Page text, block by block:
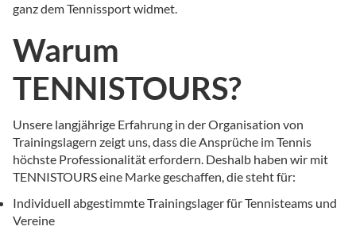
ganz dem Tennissport widmet.
Warum
TENNISTOURS?
Unsere langjährige Erfahrung in der Organisation von
Trainingslagern zeigt uns, dass die Ansprüche im Tennis
höchste Professionalität erfordern. Deshalb haben wir mit
TENNISTOURS eine Marke geschaffen, die steht für:
Individuell abgestimmte Trainingslager für Tennisteams und
Vereine